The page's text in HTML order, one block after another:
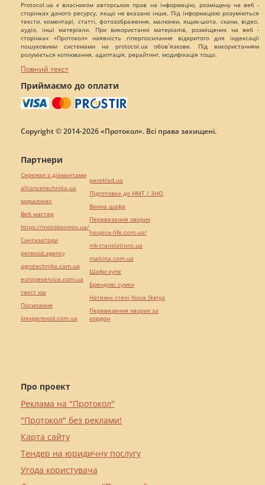
Protocol.ua є власником авторських прав на інформацію, розміщену на веб -
сторінках даного ресурсу, якщо не вказано інше. Під інформацією розуміються
тексти, коментарі, статті, фотозображення, малюнки, ящик-шота, скани, відео,
аудіо, інші матеріали. При використанні матеріалів, розміщених на веб -
сторінках «Протокол» наявність гіперпосилання відкритого для індексації
пошуковими системами на protocol.ua обов`язкове. Під використанням
розуміється копіювання, адаптація, рерайтинг, модифікація тощо.
Повний текст
Приймаємо до оплати
Copyright © 2014-2026 «Протокол». Всі права захищені.
Про проект
Реклама на "Протокол"
"Протокол" без реклами!
Карта сайту
Тендер на юридичну послугу
Угода користувача
Партнери
Сережки з діамантами
alliancetechnika.ua
миралинкс
Веб мастер
https://motokosmos.ua/
Синтезатори
perevod.agency
agrotechnika.com.ua
europeservice.com.ua
текст юа
Посилання
kievperevod.com.ua
pereklad.ua
Підготовка до НМТ / ЗНО
Винна шафа
Перевезення хворих
hospice-life.com.ua/
mk-translations.ua
maltina.com.ua
Шафи купе
Брендові сумки
Натяжні стелі Nova Stelya
Перевезення хворих за
кордон